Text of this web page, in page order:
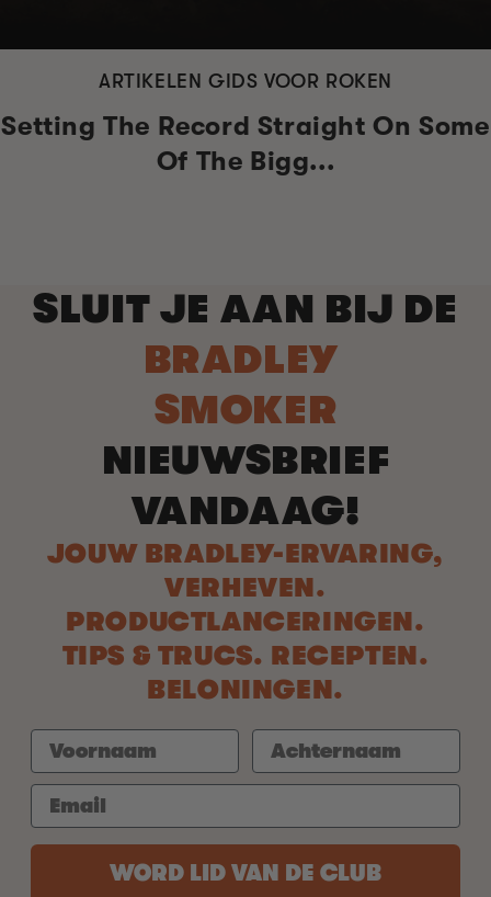
ARTIKELEN GIDS VOOR ROKEN
Setting The Record Straight On Some
Of The Bigg...
SLUIT JE AAN BIJ DE
BRADLEY
SMOKER
NIEUWSBRIEF
VANDAAG!
JOUW BRADLEY-ERVARING,
VERHEVEN.
PRODUCTLANCERINGEN.
TIPS & TRUCS. RECEPTEN.
BELONINGEN.
WORD LID VAN DE CLUB